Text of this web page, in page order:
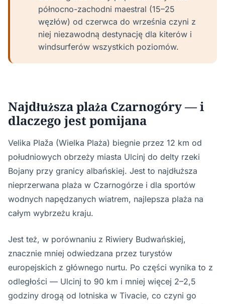
północno-zachodni maestral (15–25
węzłów) od czerwca do września czyni z
niej niezawodną destynację dla kiterów i
windsurferów wszystkich poziomów.
Najdłuższa plaża Czarnogóry — i
dlaczego jest pomijana
Velika Plaža (Wielka Plaża) biegnie przez 12 km od
południowych obrzeży miasta Ulcinj do delty rzeki
Bojany przy granicy albańskiej. Jest to najdłuższa
nieprzerwana plaża w Czarnogórze i dla sportów
wodnych napędzanych wiatrem, najlepsza plaża na
całym wybrzeżu kraju.
Jest też, w porównaniu z Riwiery Budwańskiej,
znacznie mniej odwiedzana przez turystów
europejskich z głównego nurtu. Po części wynika to z
odległości — Ulcinj to 90 km i mniej więcej 2–2,5
godziny drogą od lotniska w Tivacie, co czyni go